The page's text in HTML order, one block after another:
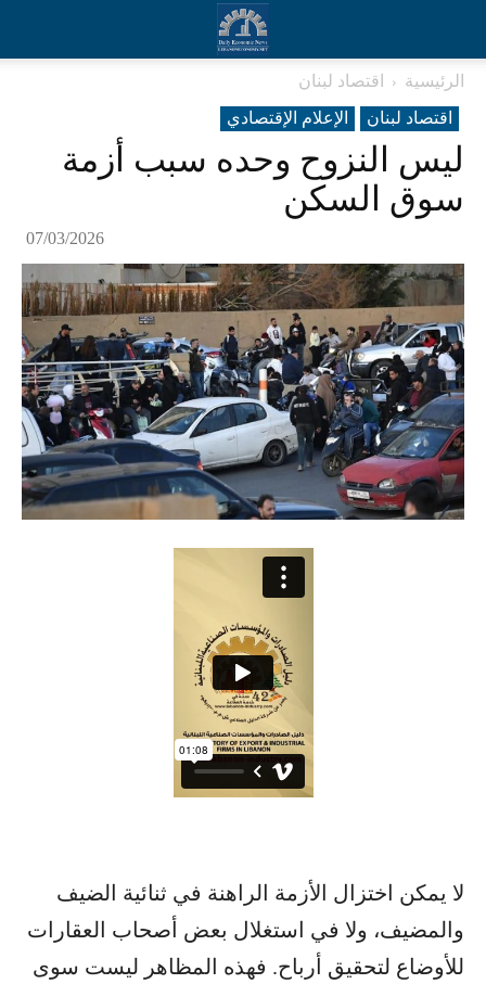
الرئيسية
اقتصاد لبنان
اقتصاد لبنان
الإعلام الإقتصادي
ليس النزوح وحده سبب أزمة
سوق السكن
07/03/2026
لا يمكن اختزال الأزمة الراهنة في ثنائية الضيف
والمضيف، ولا في استغلال بعض أصحاب العقارات
للأوضاع لتحقيق أرباح. فهذه المظاهر ليست سوى